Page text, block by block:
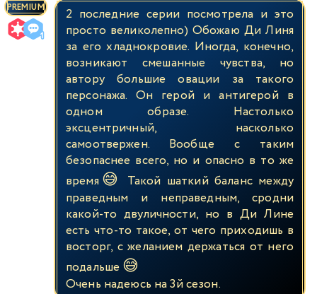
PREMIUM
2 последние серии посмотрела и это
просто великолепно) Обожаю Ди Линя
за его хладнокровие. Иногда, конечно,
возникают смешанные чувства, но
автору большие овации за такого
персонажа. Он герой и антигерой в
одном образе. Настолько
эксцентричный, насколько
самоотвержен. Вообще с таким
безопаснее всего, но и опасно в то же
время😅
Такой шаткий баланс между
праведным и неправедным, сродни
какой-то двуличности, но в Ди Лине
есть что-то такое, от чего приходишь в
восторг, с желанием держаться от него
подальше 😅
Очень надеюсь на 3й сезон.